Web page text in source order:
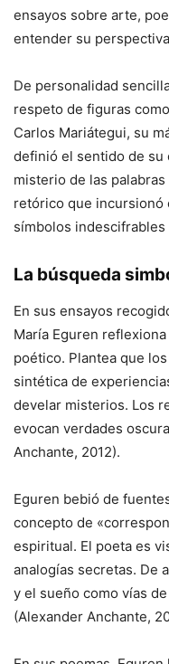
ensayos sobre arte,
entender su
De personalidad
respeto de figuras
Carlos Mariátegui, su
definió el sentido de su
misterio de las
retórico que incursionó
símbolos indescifrables
La búsqueda
En sus ensayos
María Eguren
poético. Plantea que
sintética de
develar misterios. Los
evocan verdades
Anchante, 2012).
Eguren bebió de
concepto de
espiritual. El poeta es
analogías secretas. De
y el sueño como vías
(Alexander Anchante,